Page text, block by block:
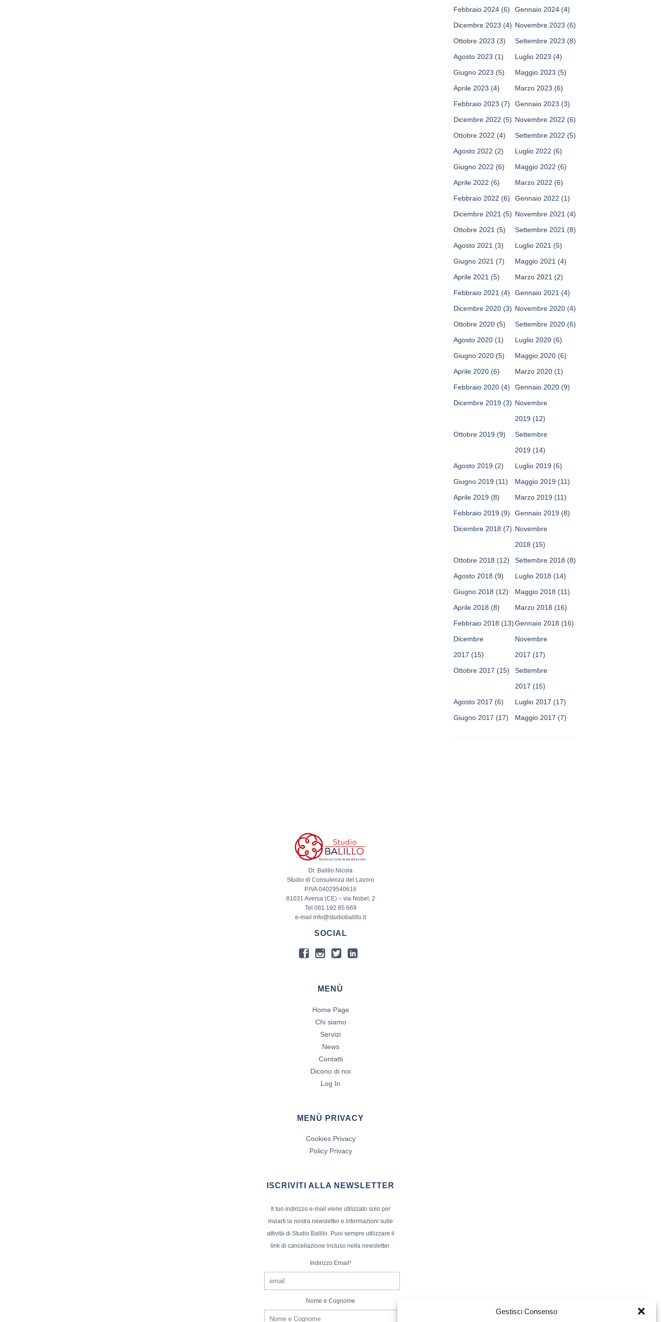
Gestisci Consenso
Febbraio 2024 (6) Gennaio 2024 (4)
Dicembre 2023 (4) Novembre 2023 (6)
Ottobre 2023 (3) Settembre 2023 (8)
Agosto 2023 (1) Luglio 2023 (4)
Giugno 2023 (5) Maggio 2023 (5)
Aprile 2023 (4) Marzo 2023 (6)
Febbraio 2023 (7) Gennaio 2023 (3)
Dicembre 2022 (5) Novembre 2022 (6)
Ottobre 2022 (4) Settembre 2022 (5)
Agosto 2022 (2) Luglio 2022 (6)
Giugno 2022 (6) Maggio 2022 (6)
Aprile 2022 (6) Marzo 2022 (6)
Febbraio 2022 (6) Gennaio 2022 (1)
Dicembre 2021 (5) Novembre 2021 (4)
Ottobre 2021 (5) Settembre 2021 (8)
Agosto 2021 (3) Luglio 2021 (5)
Giugno 2021 (7) Maggio 2021 (4)
Aprile 2021 (5) Marzo 2021 (2)
Febbraio 2021 (4) Gennaio 2021 (4)
Dicembre 2020 (3) Novembre 2020 (4)
Ottobre 2020 (5) Settembre 2020 (6)
Agosto 2020 (1) Luglio 2020 (6)
Giugno 2020 (5) Maggio 2020 (6)
Aprile 2020 (6) Marzo 2020 (1)
Febbraio 2020 (4) Gennaio 2020 (9)
Dicembre 2019 (3) Novembre
2019 (12)
Ottobre 2019 (9)
Settembre
2019 (14)
Agosto 2019 (2) Luglio 2019 (6)
Giugno 2019 (11) Maggio 2019 (11)
Aprile 2019 (8) Marzo 2019 (11)
Febbraio 2019 (9) Gennaio 2019 (8)
Dicembre 2018 (7) Novembre
2018 (15)
Ottobre 2018 (12) Settembre 2018 (8)
Agosto 2018 (9) Luglio 2018 (14)
Giugno 2018 (12) Maggio 2018 (11)
Aprile 2018 (8) Marzo 2018 (16)
Febbraio 2018 (13)Gennaio 2018 (16)
Dicembre
2017 (15)
Novembre
2017 (17)
Ottobre 2017 (15)
Settembre
2017 (15)
Agosto 2017 (6) Luglio 2017 (17)
Giugno 2017 (17) Maggio 2017 (7)
Dr. Balillo Nicola
Studio di Consulenza del Lavoro
P.IVA 04029540616
81031 Aversa (CE) – via Nobel, 2
Tel 081 192 85 669
e-mail info@studiobalillo.it
SOCIAL
MENÙ
Home Page
Chi siamo
Servizi
News
Contatti
Dicono di noi
Log In
MENÙ PRIVACY
Cookies Privacy
Policy Privacy
ISCRIVITI ALLA NEWSLETTER
Il tuo indirizzo e-mail viene utilizzato solo per
inviarti la nostra newsletter e informazioni sulle
attività di Studio Balillo. Puoi sempre utilizzare il
link di cancellazione incluso nella newsletter.
Indirizzo Email*
Nome e Cognome